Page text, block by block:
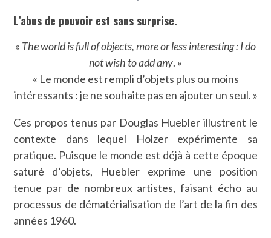
L’abus de pouvoir est sans surprise.
« The world is full of objects, more or less interesting : I do
not wish to add any. »
« Le monde est rempli d’objets plus ou moins
intéressants : je ne souhaite pas en ajouter un seul. »
Ces propos tenus par Douglas Huebler illustrent le
contexte dans lequel Holzer expérimente sa
pratique. Puisque le monde est déjà à cette époque
saturé d’objets, Huebler exprime une position
tenue par de nombreux artistes, faisant écho au
processus de dématérialisation de l’art de la fin des
années 1960.